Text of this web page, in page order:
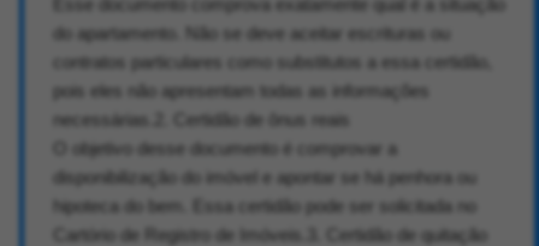
Esse documento comprova exatamente qual é a situação
do apartamento. Não se deve aceitar escrituras ou
contratos particulares como substitutos a essa certidão,
pois eles não apresentam todas as informações
necessárias.2. Certidão de ônus reais
O objetivo desse documento é comprovar a
disponibilização do imóvel e apontar se há penhora ou
hipoteca do bem. Essa certidão pode ser solicitada no
Cartório de Registro de Imóveis.3. Certidão de quitação